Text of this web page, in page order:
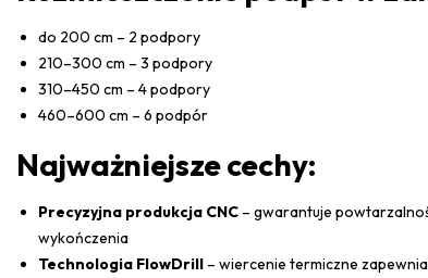
do 200 cm – 2 podpory
210–300 cm – 3 podpory
310–450 cm – 4 podpory
460–600 cm – 6 podpór
Najważniejsze cechy:
Precyzyjna produkcja CNC – gwarantuje
wykończenia
Technologia FlowDrill – wiercenie termiczne